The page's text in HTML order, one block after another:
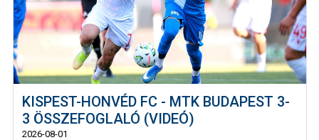
KISPEST-HONVÉD FC - MTK BUDAPEST 3-
3 ÖSSZEFOGLALÓ (VIDEÓ)
2026-08-01